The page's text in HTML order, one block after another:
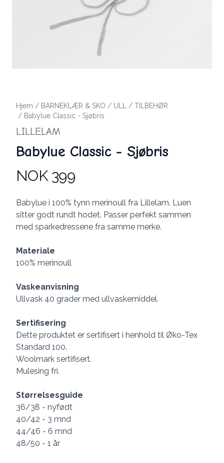
Hjem / BARNEKLÆR & SKO / ULL / TILBEHØR
/ Babylue Classic - Sjøbris
LILLELAM
Babylue Classic - Sjøbris
Produktdetaljer
NOK 399
Description
Babylue i 100% tynn merinoull fra Lillelam. Luen
sitter godt rundt hodet. Passer perfekt sammen
med sparkedressene fra samme merke.
Materiale
100% merinoull
Vaskeanvisning
Ullvask 40 grader med ullvaskemiddel.
Sertifisering
Dette produktet er sertifisert i henhold til Øko-Tex
Standard 100.
Woolmark sertifisert.
Mulesing fri.
Størrelsesguide
36/38 - nyfødt
40/42 - 3 mnd
44/46 - 6 mnd
48/50 - 1 år